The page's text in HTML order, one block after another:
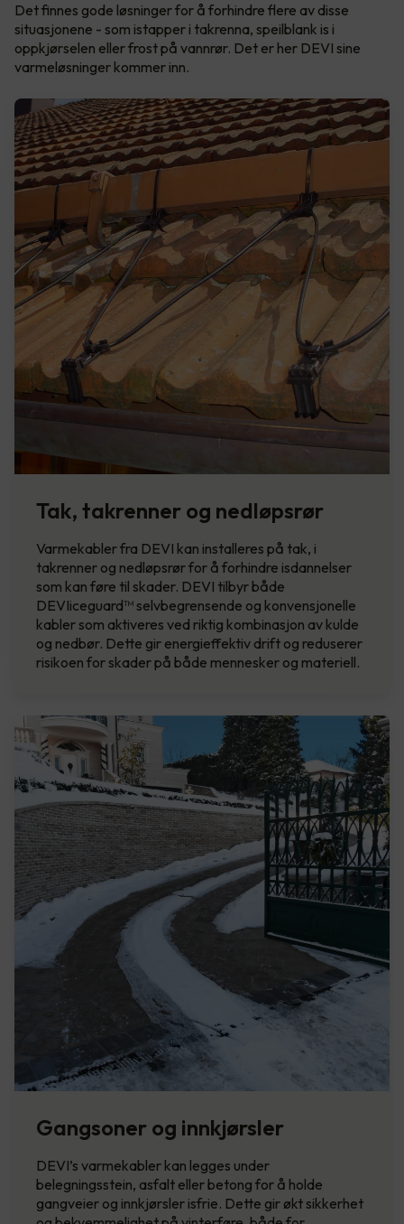
Det finnes gode løsninger for å forhindre flere av disse
situasjonene - som istapper i takrenna, speilblank is i
oppkjørselen eller frost på vannrør. Det er her DEVI sine
varmeløsninger kommer inn.
Tak, takrenner og nedløpsrør
Varmekabler fra DEVI kan installeres på tak, i
takrenner og nedløpsrør for å forhindre isdannelser
som kan føre til skader. DEVI tilbyr både
DEVIiceguard™ selvbegrensende og konvensjonelle
kabler som aktiveres ved riktig kombinasjon av kulde
og nedbør. Dette gir energieffektiv drift og reduserer
risikoen for skader på både mennesker og materiell.
Gangsoner og innkjørsler
DEVI’s varmekabler kan legges under
belegningsstein, asfalt eller betong for å holde
gangveier og innkjørsler isfrie. Dette gir økt sikkerhet